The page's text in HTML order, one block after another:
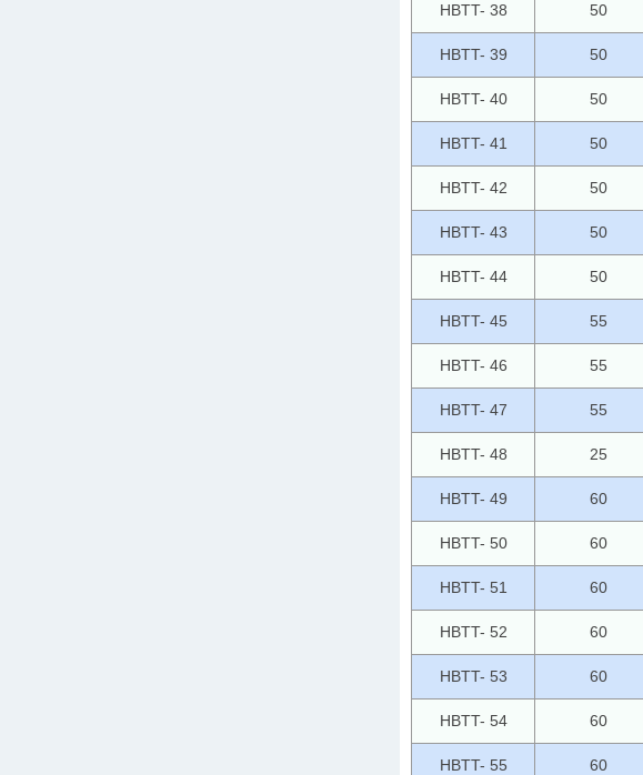
HBTT- 38 50
HBTT- 39 50
HBTT- 40 50
HBTT- 41 50
HBTT- 42 50
HBTT- 43 50
HBTT- 44 50
HBTT- 45 55
HBTT- 46 55
HBTT- 47 55
HBTT- 48 25
HBTT- 49 60
HBTT- 50 60
HBTT- 51 60
HBTT- 52 60
HBTT- 53 60
HBTT- 54 60
HBTT- 55 60